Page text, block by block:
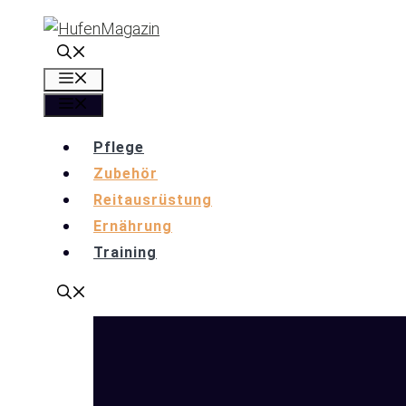
springen
Pflege
Zubehör
Reitausrüstung
Ernährung
Training